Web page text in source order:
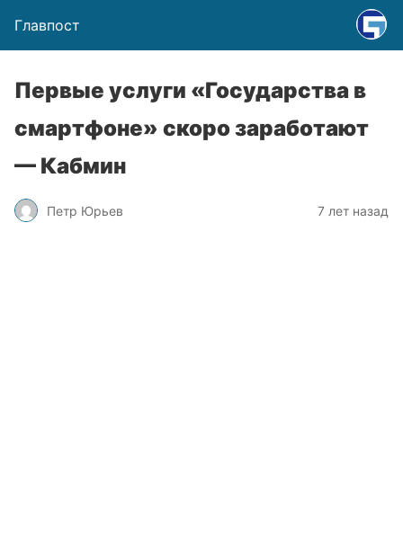
Главпост
Первые услуги «Государства в
смартфоне» скоро заработают
— Кабмин
Петр Юрьев 7 лет назад